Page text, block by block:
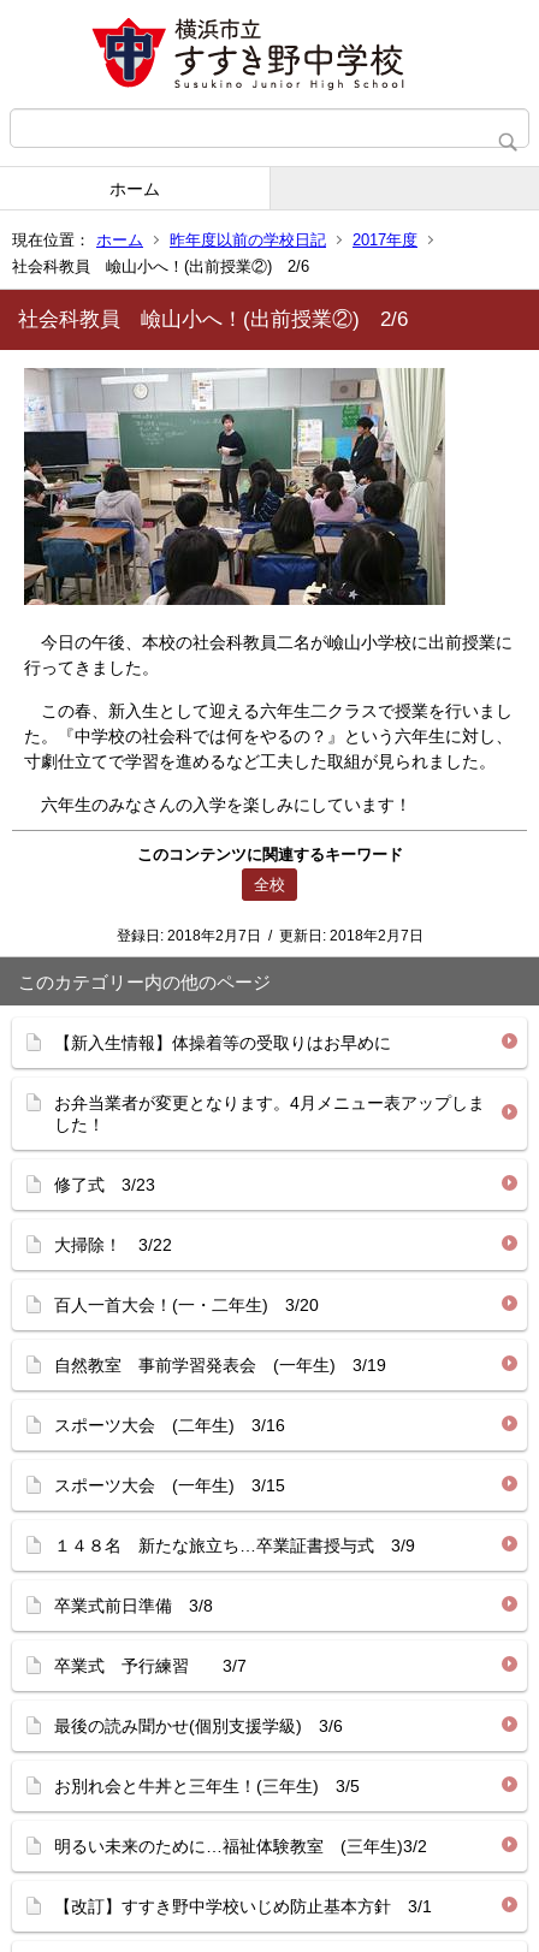
ホーム
現在位置： ホーム 昨年度以前の学校日記
2017年度
社会科教員 嶮山小へ！(出前授業②) 2/6
社会科教員 嶮山小へ！(出前授業②) 2/6
今日の午後、本校の社会科教員二名が嶮山小学校に出前授業に
行ってきました。
この春、新入生として迎える六年生二クラスで授業を行いまし
た。『中学校の社会科では何をやるの？』という六年生に対し、
寸劇仕立てで学習を進めるなど工夫した取組が見られました。
六年生のみなさんの入学を楽しみにしています！
このコンテンツに関連するキーワード
全校
登録日: 2018年2月7日 / 更新日: 2018年2月7日
このカテゴリー内の他のページ
【新入生情報】体操着等の受取りはお早めに
お弁当業者が変更となります。4月メニュー表アップしま
した！
修了式 3/23
大掃除！ 3/22
百人一首大会！(一・二年生) 3/20
自然教室 事前学習発表会 (一年生) 3/19
スポーツ大会 (二年生) 3/16
スポーツ大会 (一年生) 3/15
１４８名 新たな旅立ち…卒業証書授与式 3/9
卒業式前日準備 3/8
卒業式 予行練習 3/7
最後の読み聞かせ(個別支援学級) 3/6
お別れ会と牛丼と三年生！(三年生) 3/5
明るい未来のために…福祉体験教室 (三年生)3/2
【改訂】すすき野中学校いじめ防止基本方針 3/1